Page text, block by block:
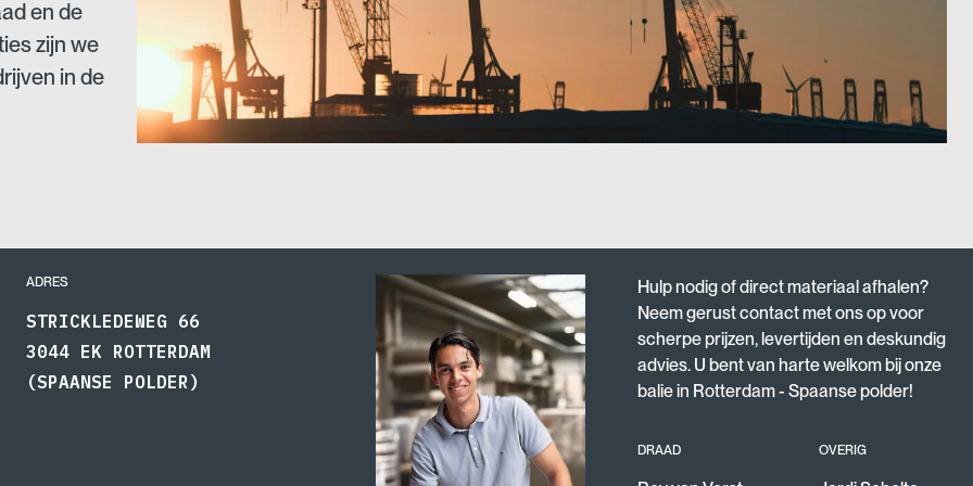
en de
zijn we
in de
ADRES
STRICKLEDEWEG 66
3044 EK ROTTERDAM
(SPAANSE POLDER)
Hulp nodig of direct materiaal afhalen?
Neem gerust contact met ons op voor
scherpe prijzen, levertijden en deskundig
advies. U bent van harte welkom bij onze
balie in Rotterdam - Spaanse polder!
DRAAD OVERIG